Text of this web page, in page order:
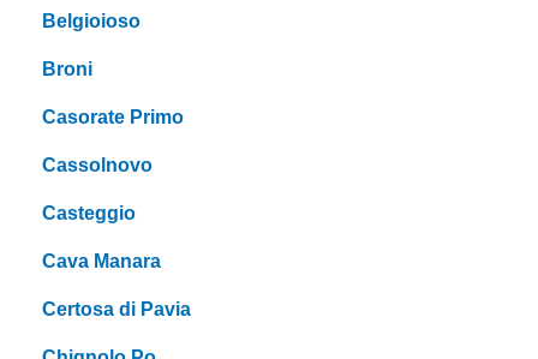
Belgioioso
Broni
Casorate Primo
Cassolnovo
Casteggio
Cava Manara
Certosa di Pavia